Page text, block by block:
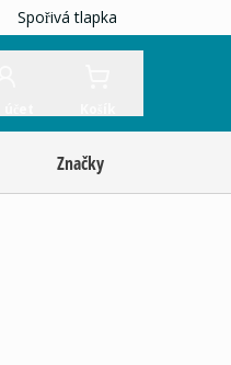
Spořivá tlapka
Značky